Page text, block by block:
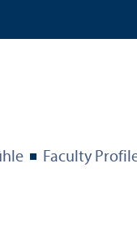
Faculty